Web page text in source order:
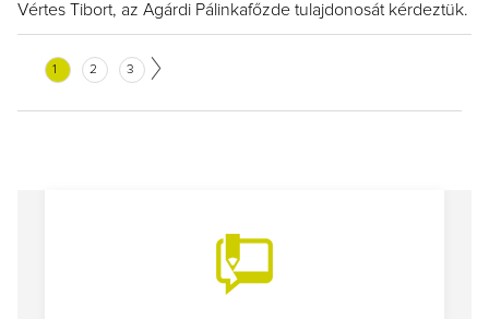
Vértes Tibort, az Agárdi Pálinkafőzde tulajdonosát kérdeztük.
1 2 3